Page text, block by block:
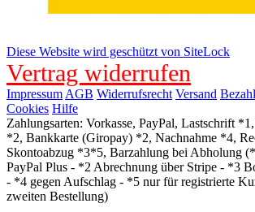
Diese Website wird geschützt von SiteLock
Vertrag widerrufen
Impressum AGB Widerrufsrecht Versand
Cookies Hilfe
Zahlungsarten: Vorkasse, PayPal, Lastschrift
*2, Bankkarte (Giropay) *2, Nachnahme *4,
Skontoabzug *3*5, Barzahlung bei Abholung
PayPal Plus - *2 Abrechnung über Stripe - *3
- *4 gegen Aufschlag - *5 nur für registrierte
zweiten Bestellung)